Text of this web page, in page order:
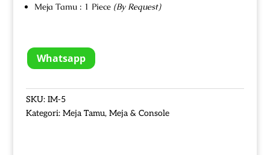
Meja Tamu : 1 Piece (By Request)
Whatsapp
SKU: IM-5
Kategori: Meja Tamu, Meja & Console